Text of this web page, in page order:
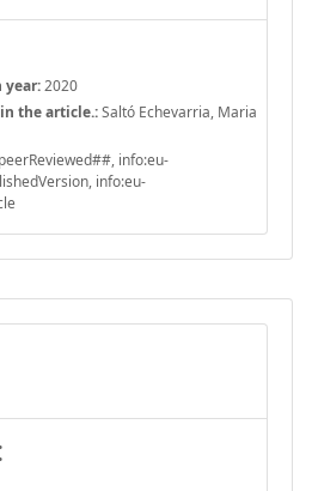
year:2020
the article.:Saltó Echevarria, Maria
info:eu-
info:eu-